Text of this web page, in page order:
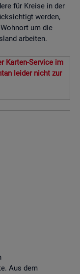
für Kreise in der
werden,
um die
arbeiten.
Karten-Service im
leider nicht zur
Aus dem